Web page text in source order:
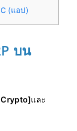
(แอป)
บน
และ